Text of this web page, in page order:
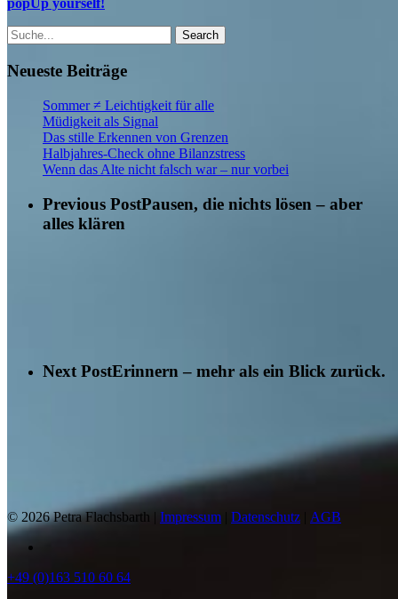
popUp yourself!
Search
Neueste Beiträge
Sommer ≠ Leichtigkeit für alle
Müdigkeit als Signal
Das stille Erkennen von Grenzen
Halbjahres-Check ohne Bilanzstress
Wenn das Alte nicht falsch war – nur vorbei
Previous PostPausen, die nichts lösen – aber
alles klären
Next PostErinnern – mehr als ein Blick zurück.
© 2026 Petra Flachsbarth | Impressum Datenschutz
AGB
Close
+49 (0)163 510 60 64